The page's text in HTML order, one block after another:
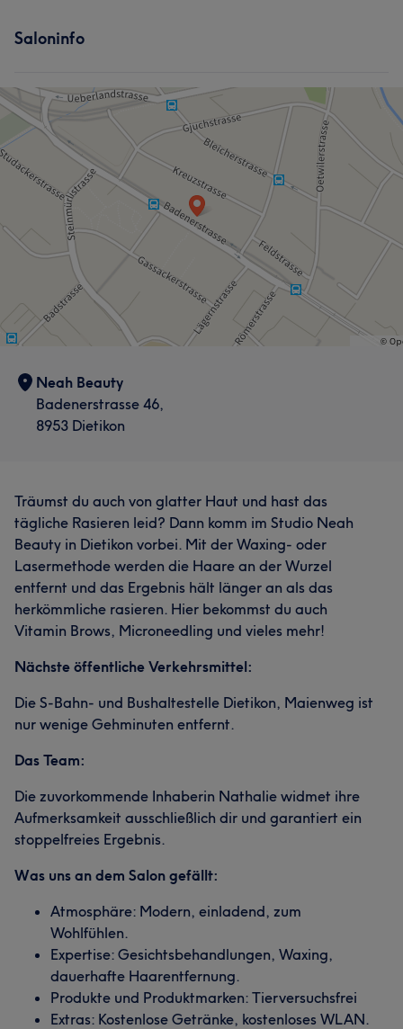
Saloninfo
Neah Beauty
Badenerstrasse 46,
8953 Dietikon
Träumst du auch von glatter Haut und hast das
tägliche Rasieren leid? Dann komm im Studio Neah
Beauty in Dietikon vorbei. Mit der Waxing- oder
Lasermethode werden die Haare an der Wurzel
entfernt und das Ergebnis hält länger an als das
herkömmliche rasieren. Hier bekommst du auch
Vitamin Brows, Microneedling und vieles mehr!
Nächste öffentliche Verkehrsmittel:
Die S-Bahn- und Bushaltestelle Dietikon, Maienweg ist
nur wenige Gehminuten entfernt.
Das Team:
Die zuvorkommende Inhaberin Nathalie widmet ihre
Aufmerksamkeit ausschließlich dir und garantiert ein
stoppelfreies Ergebnis.
Was uns an dem Salon gefällt:
Atmosphäre: Modern, einladend, zum
Wohlfühlen.
Expertise: Gesichtsbehandlungen, Waxing,
dauerhafte Haarentfernung.
Produkte und Produktmarken: Tierversuchsfrei
Extras: Kostenlose Getränke, kostenloses WLAN.